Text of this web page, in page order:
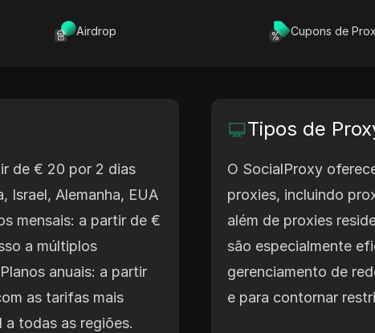
Airdrop Cupons de
de € 20 por 2 dias
Israel, Alemanha, EUA
mensais: a partir de €
a múltiplos
anuais: a partir
as tarifas mais
todas as regiões.
Tipos de
O SocialProxy
proxies, incluindo
além de proxies
são especialmente
gerenciamento de
e para contornar